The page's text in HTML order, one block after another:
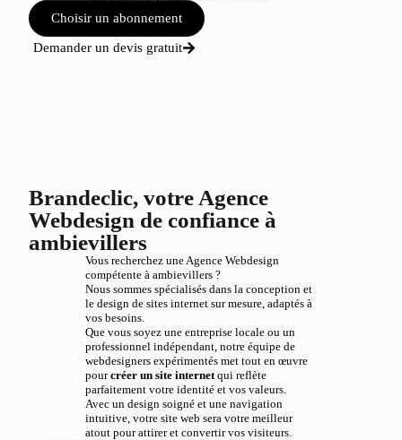
Choisir un abonnement
Demander un devis gratuit
Brandeclic, votre Agence
Webdesign de confiance à
ambievillers
Vous recherchez une Agence Webdesign
compétente à ambievillers ?
Nous sommes spécialisés dans la conception et
le design de sites internet sur mesure, adaptés à
vos besoins.
Que vous soyez une entreprise locale ou un
professionnel indépendant, notre équipe de
webdesigners expérimentés met tout en œuvre
pourcréer un site internetqui reflète
parfaitement votre identité et vos valeurs.
Avec un design soigné et une navigation
intuitive, votre site web sera votre meilleur
atout pour attirer et convertir vos visiteurs.